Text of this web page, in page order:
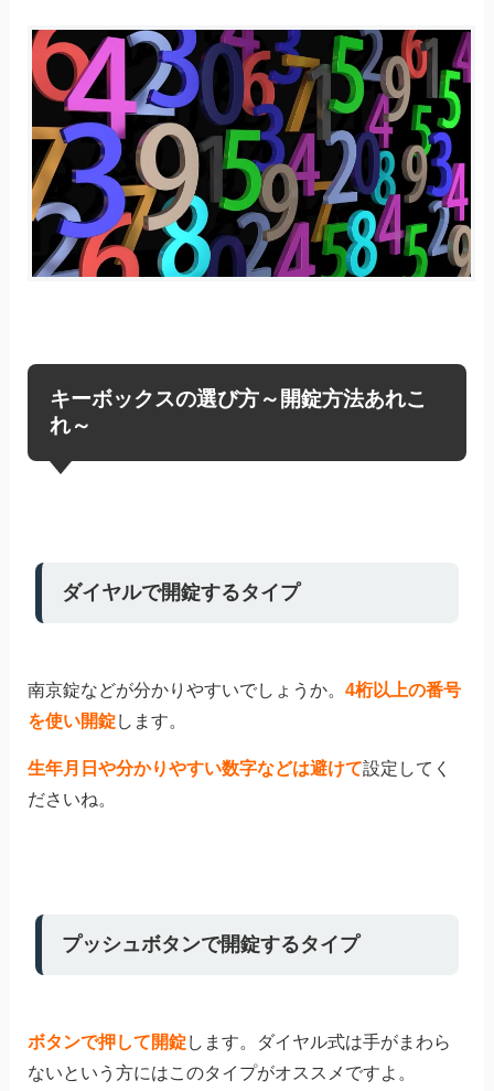
キーボックスの選び方～開錠方法あれこ
れ～
ダイヤルで開錠するタイプ
南京錠などが分かりやすいでしょうか。 4桁以上の番号
を使い開錠します。
生年月日や分かりやすい数字などは避けて設定してく
ださいね。
プッシュボタンで開錠するタイプ
ボタンで押して開錠します。ダイヤル式は手がまわら
ないという方にはこのタイプがオススメですよ。